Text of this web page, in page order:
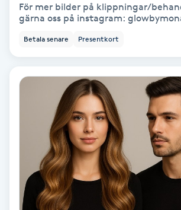
Gel naglar
Gellack
Gellack med förstärkning
Gravidmassage
Gravidyoga
För mer bilder på klippningar/
gärna oss på instagram:
Betala senare Presentkort